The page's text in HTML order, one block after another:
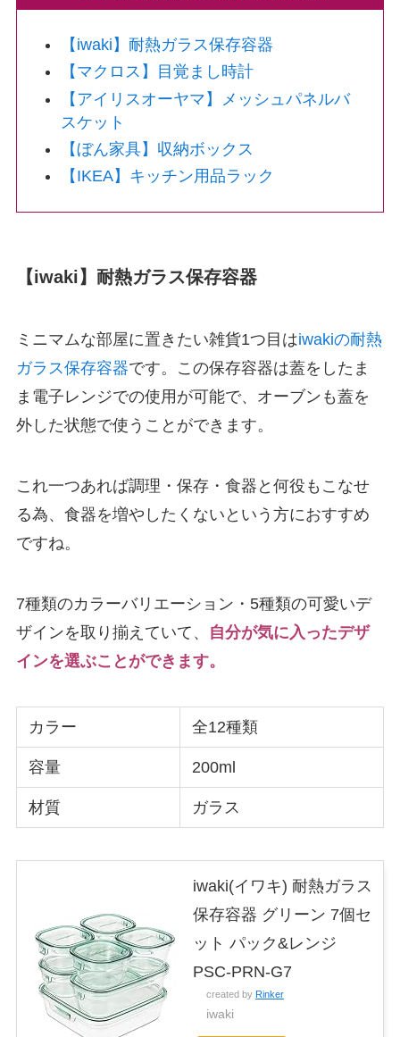
【iwaki】耐熱ガラス保存容器
【マクロス】目覚まし時計
【アイリスオーヤマ】メッシュパネルバ
スケット
【ぼん家具】収納ボックス
【IKEA】キッチン用品ラック
【iwaki】耐熱ガラス保存容器
ミニマムな部屋に置きたい雑貨1つ目はiwakiの耐熱
ガラス保存容器です。この保存容器は蓋をしたま
ま電子レンジでの使用が可能で、オーブンも蓋を
外した状態で使うことができます。
これ一つあれば調理・保存・食器と何役もこなせ
る為、食器を増やしたくないという方におすすめ
ですね。
7種類のカラーバリエーション・5種類の可愛いデ
ザインを取り揃えていて、
自分が気に入ったデザ
インを選ぶことができます。
カラー 全12種類
容量 200ml
材質 ガラス
iwaki(イワキ) 耐熱ガラス
保存容器 グリーン 7個セ
ット パック&レンジ
PSC-PRN-G7
created by Rinker
iwaki